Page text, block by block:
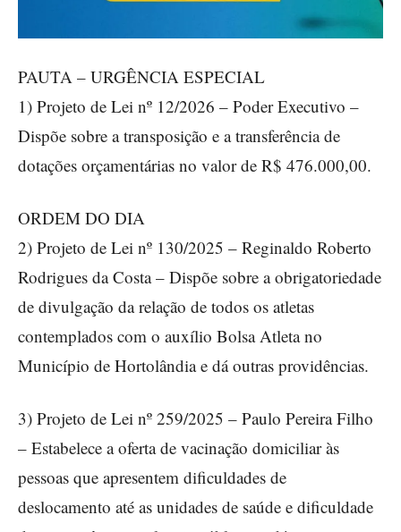
PAUTA – URGÊNCIA ESPECIAL
1) Projeto de Lei nº 12/2026 – Poder Executivo –
Dispõe sobre a transposição e a transferência de
dotações orçamentárias no valor de R$ 476.000,00.
ORDEM DO DIA
2) Projeto de Lei nº 130/2025 – Reginaldo Roberto
Rodrigues da Costa – Dispõe sobre a obrigatoriedade
de divulgação da relação de todos os atletas
contemplados com o auxílio Bolsa Atleta no
Município de Hortolândia e dá outras providências.
3) Projeto de Lei nº 259/2025 – Paulo Pereira Filho
– Estabelece a oferta de vacinação domiciliar às
pessoas que apresentem dificuldades de
deslocamento até as unidades de saúde e dificuldade